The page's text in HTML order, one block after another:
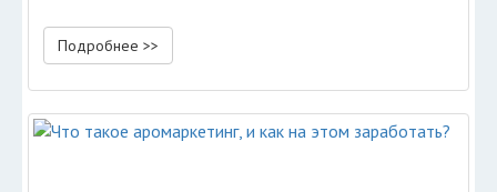
Подробнее >>